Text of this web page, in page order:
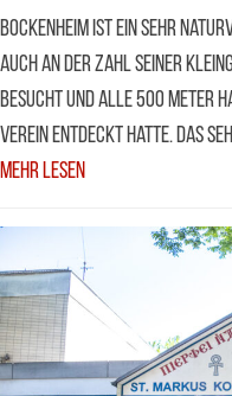
Bockenheim ist ein sehr
auch an der Zahl seiner
besucht und alle 500 Meter
Verein entdeckt hatte. Das
Mehr Lesen